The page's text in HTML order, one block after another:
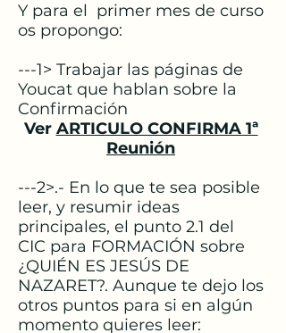
Y para el primer mes de curso
os propongo:
---1> Trabajar las páginas de
Youcat que hablan sobre la
Confirmación
Ver ARTICULO CONFIRMA 1ª
Reunión
---2>.- En lo que te sea posible
leer, y resumir ideas
principales, el punto 2.1 del
CIC para FORMACIÓN sobre
¿QUIÉN ES JESÚS DE
NAZARET?. Aunque te dejo los
otros puntos para si en algún
momento quieres leer: ​